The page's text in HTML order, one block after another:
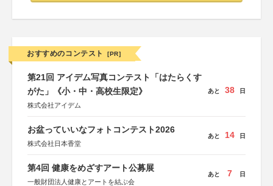
おすすめのコンテスト [PR]
第21回 アイデム写真コンテスト「はたらくす
がた」《小・中・高校生限定》
株式会社アイデム
あと 38 日
お盆っていいなフォトコンテスト2026
株式会社日本香堂
あと 14 日
第4回 健康をめざすアート公募展
一般財団法人健康とアートを結ぶ会
あと 7 日